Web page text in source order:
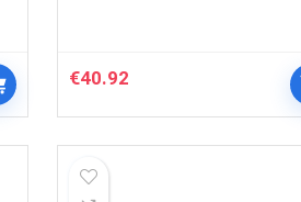
€40.92